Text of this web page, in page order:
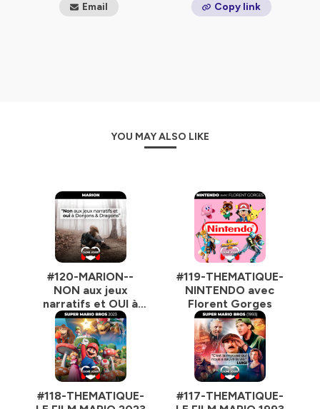
Email Copy link
YOU MAY ALSO LIKE
#120-MARION--
NON aux jeux
narratifs et OUI à
Donjons et Dragons
🏰 🐲
#119-THEMATIQUE-
NINTENDO avec
Florent Gorges
#118-THEMATIQUE-
#117-THEMATIQUE-